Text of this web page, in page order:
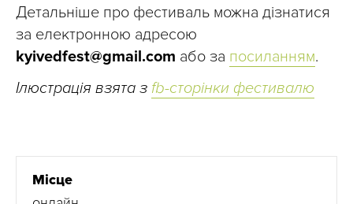
Детальніше про фестиваль можна дізнатися
за електронною адресою
kyivedfest@gmail.com або за посиланням.
Ілюстрація взята з fb-сторінки фестивалю
Місце